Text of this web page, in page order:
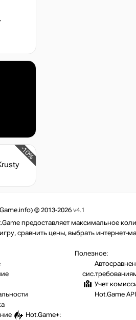
-10%
© 2013-2026 v4.1
предоставляет максимальное
сравнить цены, выбрать интернет-
Полезное:
Учет
Hot.Game API
Hot.Game+: